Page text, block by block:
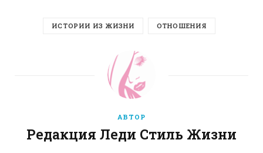
ИСТОРИИ ИЗ ЖИЗНИ ОТНОШЕНИЯ
АВТОР
Редакция Леди Стиль Жизни